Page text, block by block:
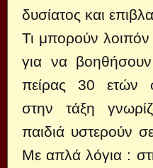
δυσίατος και
Τι μπορούν λοιπόν
για να
πείρας 30 ετών
στην τάξη
παιδιά υστερούν
Με απλά λόγια :